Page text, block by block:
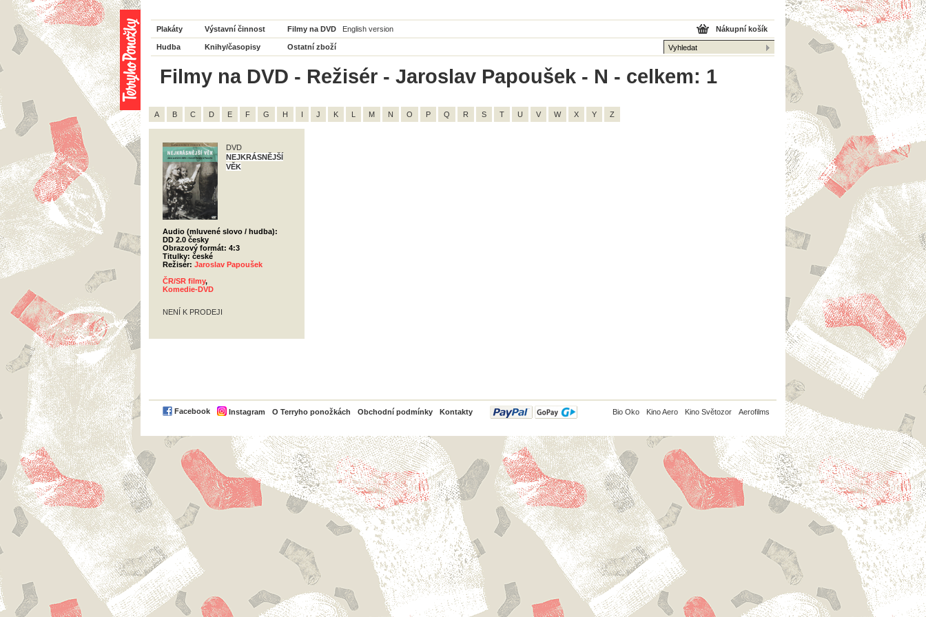
Plakáty Výstavní činnost Filmy na DVD English version
Hudba Knihy/časopisy Ostatní zboží
Nákupní košík
Filmy na DVD - Režisér - Jaroslav Papoušek - N - celkem: 1
A B C D E F G H I J K L M N O P Q R S T U V W X Y Z
DVD
NEJKRÁSNĚJŠÍ
VĚK
Audio (mluvené slovo / hudba):
DD 2.0 česky
Obrazový formát: 4:3
Titulky: české
Režisér: Jaroslav Papoušek
ČR/SR filmy,
Komedie-DVD
NENÍ K PRODEJI
Facebook Instagram O Terryho ponožkách Obchodní podmínky Kontakty
PayPal Bio Oko Kino Aero Kino Světozor Aerofilms